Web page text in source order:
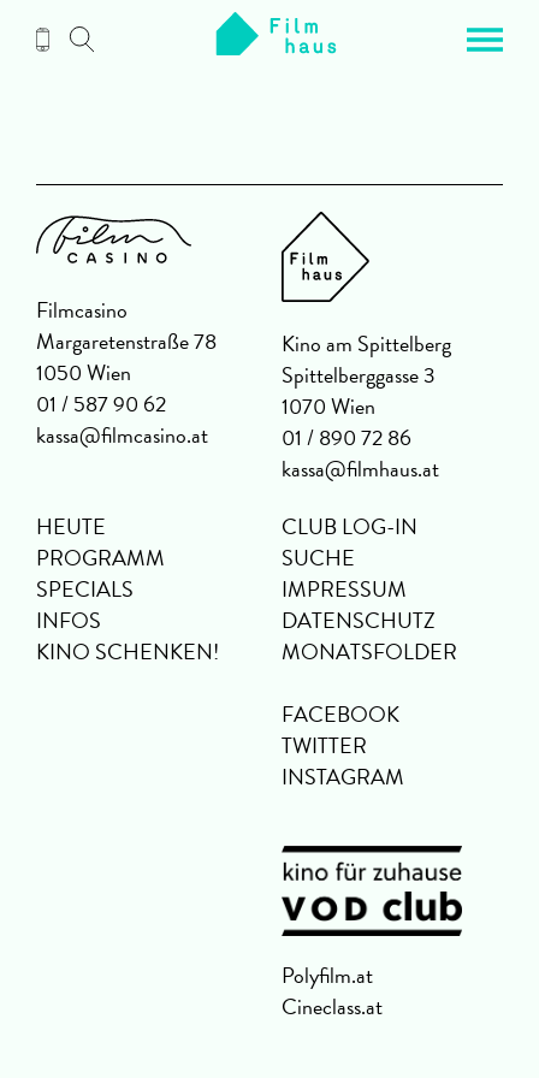
Inhalt
Filmcasino
Margaretenstraße 78
1050 Wien
01 / 587 90 62
kassa@filmcasino.at
Kino am Spittelberg
Spittelberggasse 3
1070 Wien
01 / 890 72 86
kassa@filmhaus.at
HEUTE
PROGRAMM
SPECIALS
INFOS
KINO SCHENKEN!
CLUB LOG-IN
SUCHE
IMPRESSUM
DATENSCHUTZ
MONATSFOLDER
FACEBOOK
TWITTER
INSTAGRAM
Polyfilm.at
Cineclass.at